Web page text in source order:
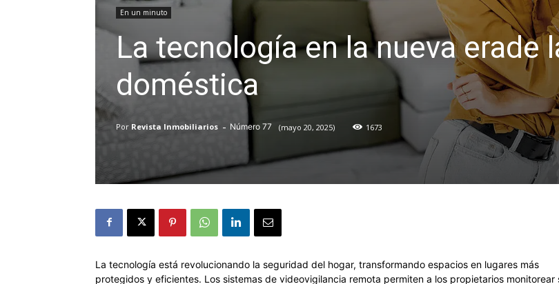
En un minuto
La tecnología en la nueva erade
doméstica
Por Revista Inmobiliarios - 77 mayo 20, 2025 1673
La tecnología está revolucionando la seguridad del hogar, transformando espacios en lugares más
protegidos y eficientes. Los sistemas de videovigilancia remota permiten a los propietarios monitorear